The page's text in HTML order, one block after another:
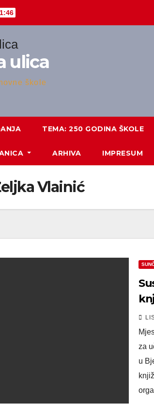
1:46
ulica
škole
TEMA: 250 GODINA ŠKOLE
ARHIVA IMPRESUM
Vlainić
za
u